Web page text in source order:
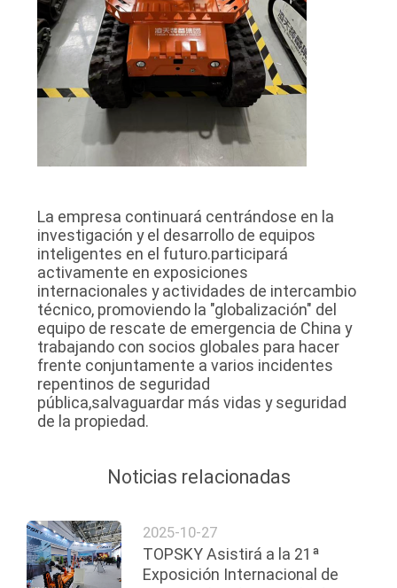
La empresa continuará centrándose en la
investigación y el desarrollo de equipos
inteligentes en el futuro.participará
activamente en exposiciones
internacionales y actividades de intercambio
técnico, promoviendo la "globalización" del
equipo de rescate de emergencia de China y
trabajando con socios globales para hacer
frente conjuntamente a varios incidentes
repentinos de seguridad
pública,salvaguardar más vidas y seguridad
de la propiedad.
Noticias relacionadas
2025-10-27
TOPSKY Asistirá a la 21ª
Exposición Internacional de